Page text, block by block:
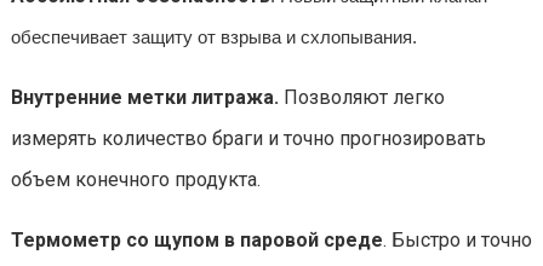
обеспечивает защиту от взрыва и схлопывания.
Внутренние метки литража. Позволяют легко
измерять количество браги и точно прогнозировать
объем конечного продукта.
Термометр со щупом в паровой среде. Быстро и точно